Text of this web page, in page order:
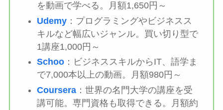
を動画で学べる。月額1,650円～
Udemy：プログラミングやビジネスス
キルなど幅広いジャンル。買い切り型で
1講座1,000円～
Schoo：ビジネススキルからIT、語学ま
で7,000本以上の動画。月額980円～
Coursera：世界の名門大学の講座を受
講可能。専門資格も取得できる。月額約